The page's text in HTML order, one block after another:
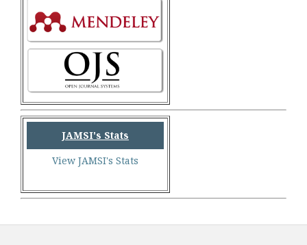
JAMSI's Stats
View JAMSI's Stats